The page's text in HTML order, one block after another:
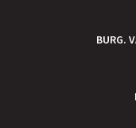
BURG.